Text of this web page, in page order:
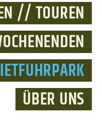
// TOUREN
ÜBER UNS